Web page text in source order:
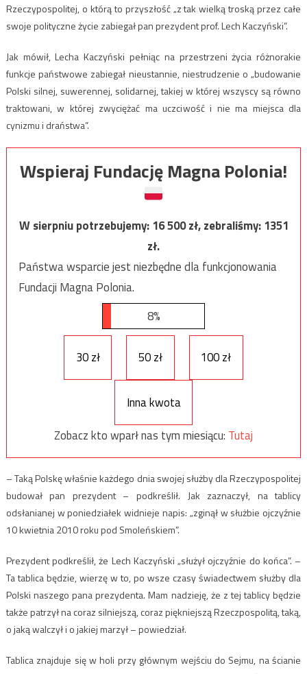
Rzeczypospolitej, o którą to przyszłość „z tak wielką troską przez całe
swoje polityczne życie zabiegał pan prezydent prof. Lech Kaczyński”.
Jak mówił, Lecha Kaczyński pełniąc na przestrzeni życia różnorakie
funkcje państwowe zabiegał nieustannie, niestrudzenie o „budowanie
Polski silnej, suwerennej, solidarnej, takiej w której wszyscy są równo
traktowani, w której zwyciężać ma uczciwość i nie ma miejsca dla
cynizmu i draństwa”.
Wspieraj Fundację Magna Polonia!
W sierpniu potrzebujemy:16 500zł, zebraliśmy:1351
zł.
Państwa wsparcie jest niezbędne dla funkcjonowania
Fundacji Magna Polonia.
8%
30 zł 50 zł 100 zł
Inna kwota
Zobacz kto wparł nas tym miesiącu: Tutaj
– Taką Polskę właśnie każdego dnia swojej służby dla Rzeczypospolitej
budował pan prezydent – podkreślił. Jak zaznaczył, na tablicy
odsłanianej w poniedziałek widnieje napis: „zginął w służbie ojczyźnie
10 kwietnia 2010 roku pod Smoleńskiem”.
Prezydent podkreślił, że Lech Kaczyński „służył ojczyźnie do końca”. –
Ta tablica będzie, wierzę w to, po wsze czasy świadectwem służby dla
Polski naszego pana prezydenta. Mam nadzieję, że z tej tablicy będzie
także patrzył na coraz silniejszą, coraz piękniejszą Rzeczpospolitą, taką,
o jaką walczył i o jakiej marzył – powiedział.
Tablica znajduje się w holi przy głównym wejściu do Sejmu, na ścianie